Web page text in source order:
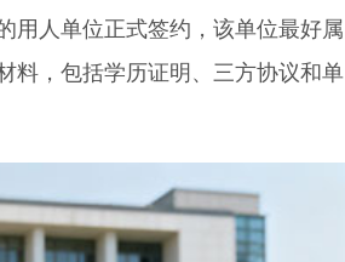
用人单位正式签约，该单位最好属
料，包括学历证明、三方协议和单